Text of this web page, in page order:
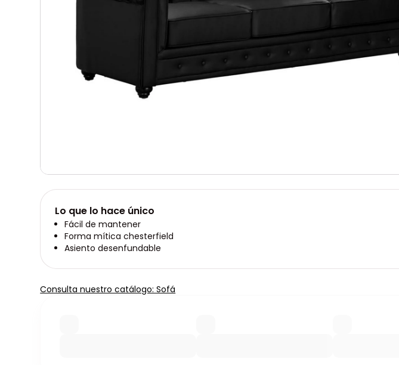
Lo que lo hace único
Fácil de mantener
Forma mítica chesterfield
Asiento desenfundable
Consulta nuestro catálogo: Sofá